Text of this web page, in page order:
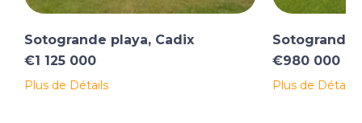
Sotogrande playa, Cadix
€1 125 000
Plus de Détails
Sotogrande
€980 000
Plus de Détails